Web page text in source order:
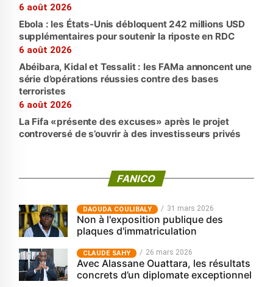
6 août 2026
Ebola : les États-Unis débloquent 242 millions USD
supplémentaires pour soutenir la riposte en RDC
6 août 2026
Abéibara, Kidal et Tessalit : les FAMa annoncent une
série d’opérations réussies contre des bases
terroristes
6 août 2026
La Fifa «présente des excuses» après le projet
controversé de s’ouvrir à des investisseurs privés
FANICO
‎DAOUDA COULIBALY 31 mars 2026
Non à l'exposition publique des
plaques d'immatriculation
CLAUDE SAHY 26 mars 2026
Avec Alassane Ouattara, les résultats
concrets d’un diplomate exceptionnel